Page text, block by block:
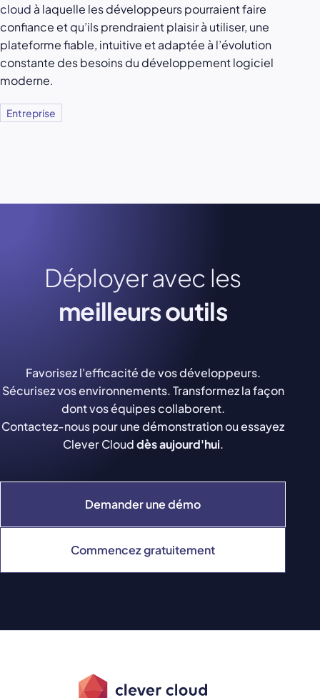
cloud à laquelle les développeurs pourraient faire
confiance et qu’ils prendraient plaisir à utiliser, une
plateforme fiable, intuitive et adaptée à l’évolution
constante des besoins du développement logiciel
moderne.
Entreprise
Déployer avec les
meilleurs outils
Demander une démo
Commencez gratuitement
Favorisez l'efficacité de vos développeurs.
Sécurisez vos environnements. Transformez la façon
dont vos équipes collaborent.
Contactez-nous pour une démonstration ou essayez
Clever Clouddès aujourd'hui.